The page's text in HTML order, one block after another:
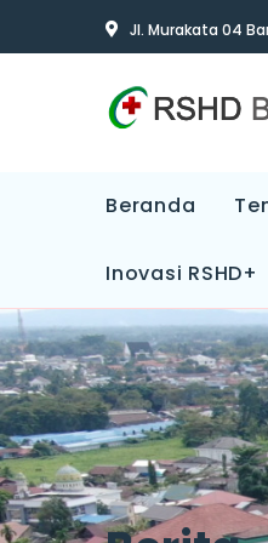
Jl. Murakata 04
Beranda
Inovasi RSHD+